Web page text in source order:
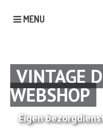
MENU
VINTAGE
WEBSHOP
Eigen